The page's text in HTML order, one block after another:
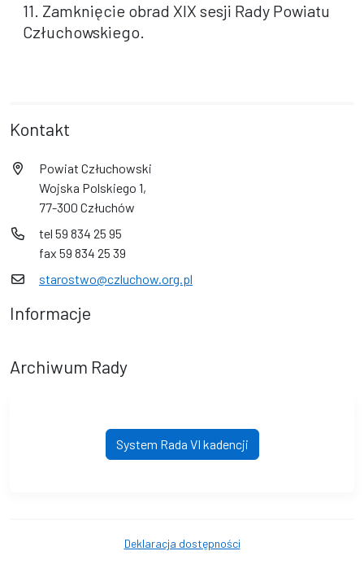
11. Zamknięcie obrad XIX sesji Rady Powiatu
Człuchowskiego.
Kontakt
Powiat Człuchowski
Wojska Polskiego 1,
77-300 Człuchów
tel 59 834 25 95
fax 59 834 25 39
starostwo@czluchow.org.pl
Informacje
Archiwum Rady
System Rada VI kadencji
Deklaracja dostępności